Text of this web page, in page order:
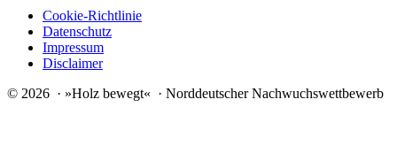
Cookie-Richtlinie
Datenschutz
Impressum
Disclaimer
© 2026 · »Holz bewegt« · Norddeutscher Nachwuchswettbewerb